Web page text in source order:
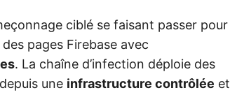
ciblé se faisant passer pour
pages Firebase avec
. La chaîne d’infection déploie des
une infrastructure contrôlée et